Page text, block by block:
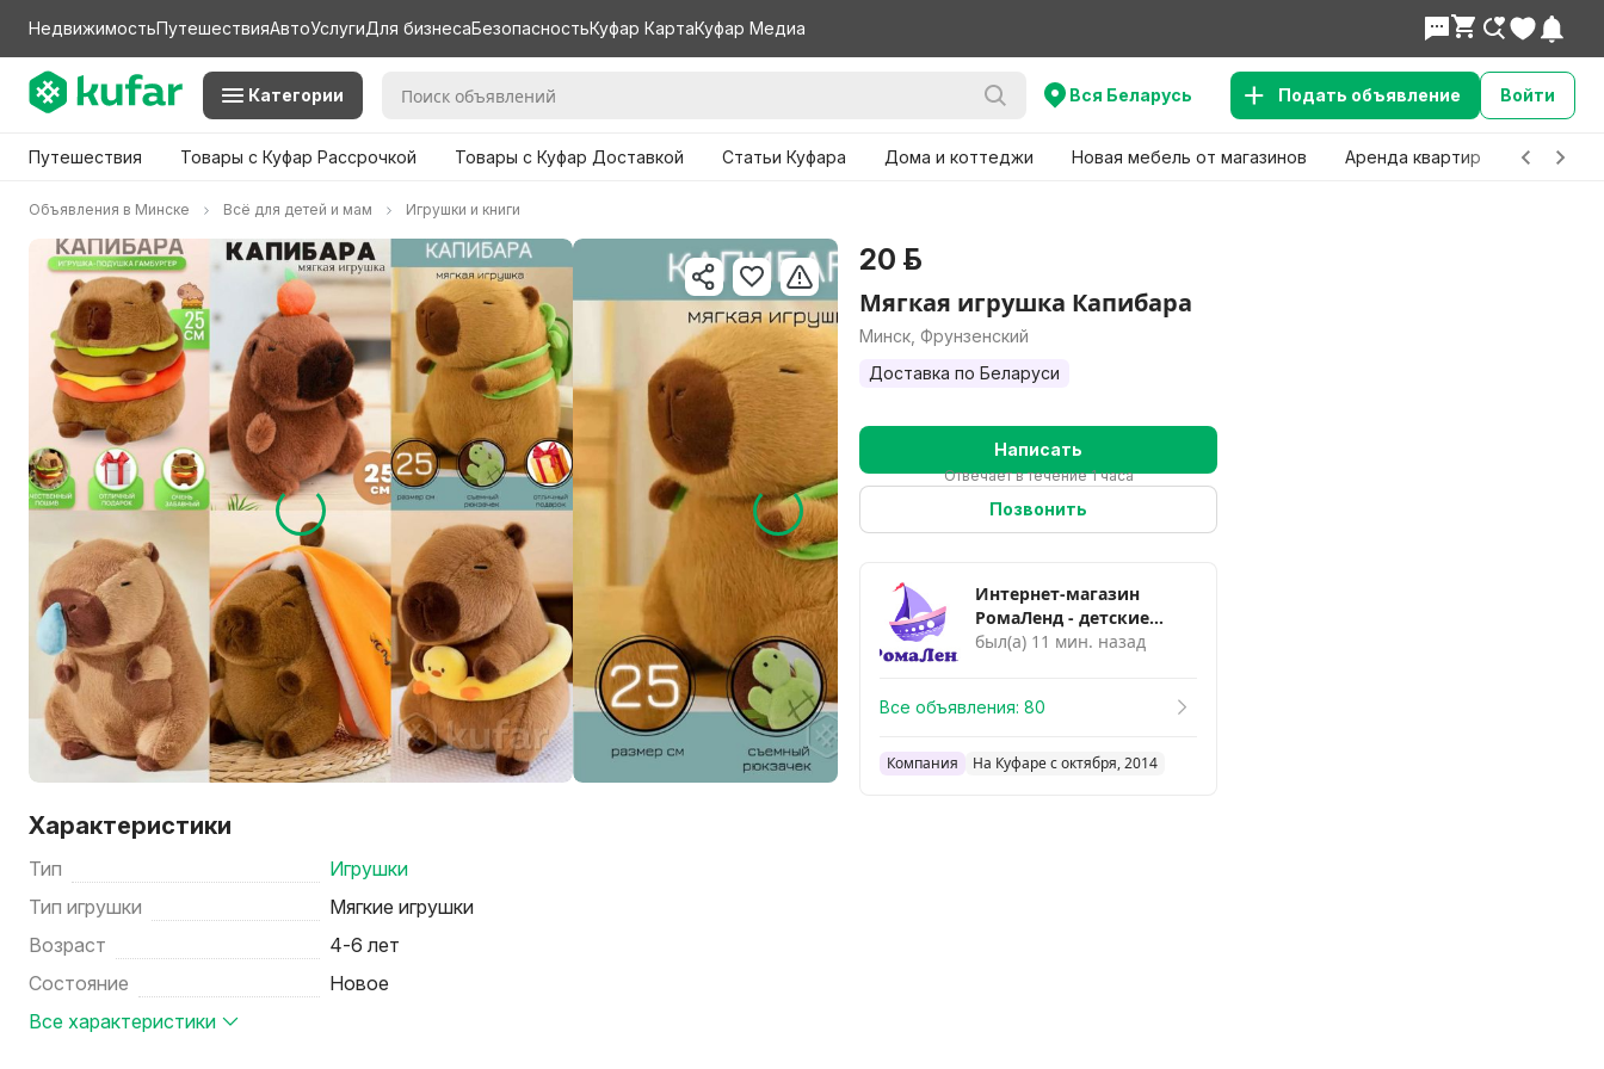
НедвижимостьПутешествияАвтоУслугиДля бизнесаБезопасностьКуфар КартаКуфар Медиа
Категории Вся Беларусь Подать объявление Войти
Путешествия Товары с Куфар Рассрочкой Товары с Куфар Доставкой Статьи Куфара Дома и коттеджи Новая мебель от магазинов Аренда квартир Детские
Объявления в Минске Всё для детей и мам Игрушки и книги
Характеристики
Тип
Игрушки
Тип игрушки
Мягкие игрушки
Возраст
4-6 лет
Состояние
Новое
Все характеристики
20 р.
Мягкая игрушка Капибара
Минск, Фрунзенский
Доставка по Беларуси
Написать
Отвечает в течение 1 часа
Позвонить
Интернет-магазин
РомаЛенд - детские
игрушки в Беларуси
был(а) 11 мин. назад
Все объявления: 80
Компания На Куфаре с октября, 2014